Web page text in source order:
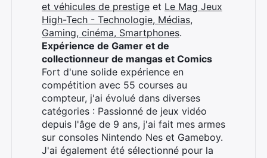
et véhicules de prestige et Le Mag Jeux
High-Tech - Technologie, Médias,
Gaming, cinéma, Smartphones.
Expérience de Gamer et de
collectionneur de mangas et Comics
Fort d'une solide expérience en
compétition avec 55 courses au
compteur, j'ai évolué dans diverses
catégories : Passionné de jeux vidéo
depuis l'âge de 9 ans, j'ai fait mes armes
sur consoles Nintendo Nes et Gameboy.
J'ai également été sélectionné pour la